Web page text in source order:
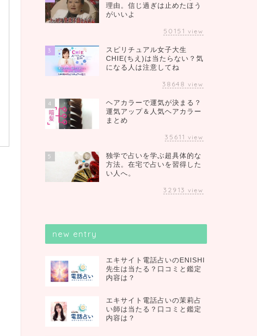
理由。信じ過ぎは止めたほう
がいいよ
50151 view
3
スピリチュアル女子大生
CHIE(ちえ)は当たらない？気
になる人は注意してね
38648 view
4
ヘアカラーで運気が決まる？
運気アップ＆人気ヘアカラー
まとめ
35611 view
5
独学で占いを学ぶ超具体的な
方法。在宅で占いを習得した
い人へ。
32913 view
new entry
エキサイト電話占いのENISHI
先生は当たる？口コミと鑑定
内容は？
エキサイト電話占いの茉莉占
い師は当たる？口コミと鑑定
内容は？